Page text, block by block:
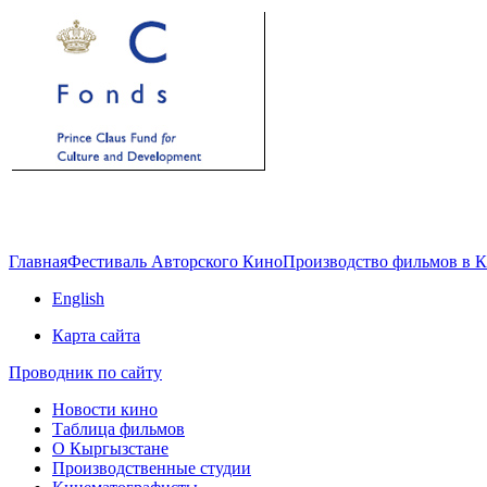
ГлавнаяФестиваль Авторского КиноПроизводство фильмов в
English
Карта сайта
Проводник по сайту
Новости кино
Таблица фильмов
О Кыргызстане
Производственные студии